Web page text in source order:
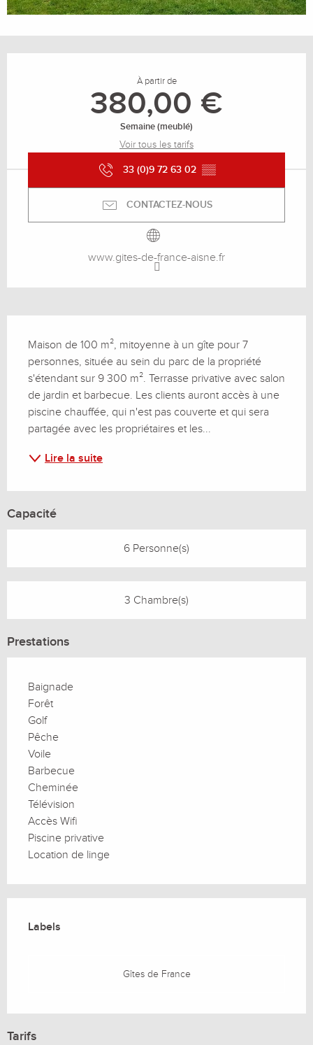
À partir de
380,00 €
Semaine (meublé)
Voir tous les tarifs
33 (0)9 72 63 02 ▒▒
CONTACTEZ-NOUS
www.gites-de-france-aisne.fr
Maison de 100 m², mitoyenne à un gîte pour 7
personnes, située au sein du parc de la propriété
s'étendant sur 9 300 m². Terrasse privative avec salon
de jardin et barbecue. Les clients auront accès à une
piscine chauffée, qui n'est pas couverte et qui sera
partagée avec les propriétaires et les...
Lire la suite
Capacité
6 Personne(s)
3 Chambre(s)
Prestations
Baignade
Forêt
Golf
Pêche
Voile
Barbecue
Cheminée
Télévision
Accès Wifi
Piscine privative
Location de linge
Labels
Labels
Gîtes de France
Tarifs